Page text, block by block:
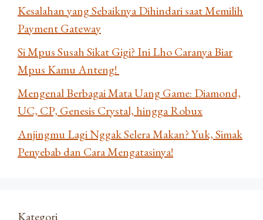
Kesalahan yang Sebaiknya Dihindari saat Memilih
Payment Gateway
Si Mpus Susah Sikat Gigi? Ini Lho Caranya Biar
Mpus Kamu Anteng!
Mengenal Berbagai Mata Uang Game: Diamond,
UC, CP, Genesis Crystal, hingga Robux
Anjingmu Lagi Nggak Selera Makan? Yuk, Simak
Penyebab dan Cara Mengatasinya!
Kategori